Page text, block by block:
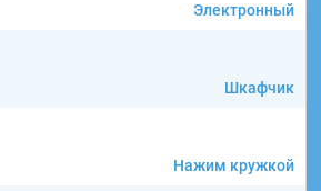
Электронный
Шкафчик
Нажим кружкой